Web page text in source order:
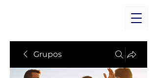
Grupos